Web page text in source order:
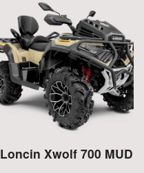
Loncin Xwolf 700 MUD